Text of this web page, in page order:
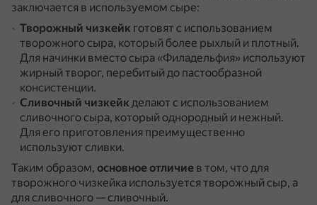
заключается в используемом сыре:
Творожный чизкейк готовят с использованием
творожного сыра, который более рыхлый и плотный.
Для начинки вместо сыра «Филадельфия» используют
жирный творог, перебитый до пастообразной
консистенции.
Сливочный чизкейкделают с использованием
сливочного сыра, который однородный и нежный.
Для его приготовления преимущественно
используют сливки.
Таким образом, основное отличие в том, что для
творожного чизкейка используется творожный сыр, а
для сливочного — сливочный.